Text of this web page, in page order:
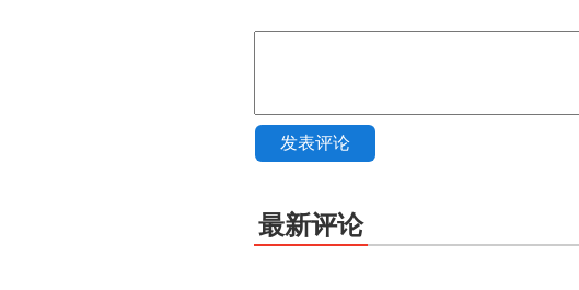
发表评论
最新评论